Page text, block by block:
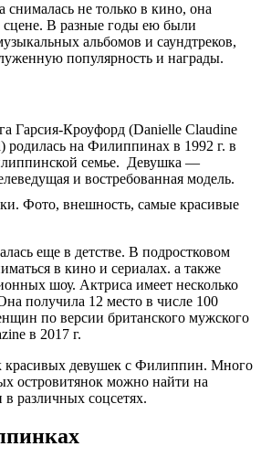
снималась не только в кино, она
сцене. В разные годы ею были
альбомов и саундтреков,
популярность и награды.
Гарсия-Кроуфорд (Danielle Claudine
родилась на Филиппинах в 1992 г. в
семье. Девушка —
и востребованная модель.
еще в детстве. В подростковом
в кино и сериалах. а также
шоу. Актриса имеет несколько
получила 12 место в числе 100
по версии британского мужского
в 2017 г.
красивых девушек с Филиппин. Много
островитянок можно найти на
в различных соцсетях.